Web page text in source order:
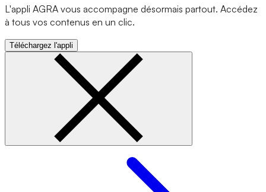
L'appli AGRA vous accompagne désormais partout. Accédez
à tous vos contenus en un clic.
Téléchargez l'appli